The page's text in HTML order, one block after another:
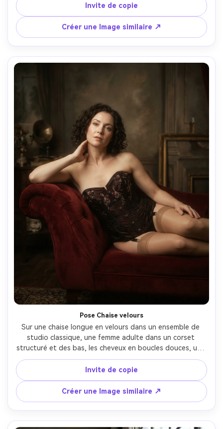
Nikon D850, 50mm f/1.4, composition verticale 4:5,
ambiance intime confortable, texture photoréaliste de la
peau et des fibres de tissu, style éditorial propre, haute
résolution-AR 4:5
Invite de copie
Créer une Image similaire ↗
Pose Chaise velours
Sur une chaise longue en velours dans un ensemble de
studio classique, une femme adulte dans un corset
structuré et des bas, les cheveux en boucles douces, une
main reposant près de la clavicule, lumière clé dramatique
mais douce avec une forme d'ombre douce, Sony A7R V,
85mm f/1.8, trois-quarts de cadre de corps, qualité de
couleur cinématographique, texture de peau réaliste,
yeux tranchants-AR 4:5
Invite de copie
Créer une Image similaire ↗